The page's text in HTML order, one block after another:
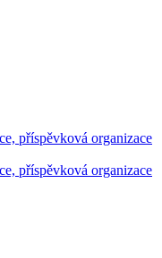
příspěvková organizace
příspěvková organizace